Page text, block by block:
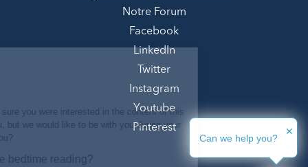
We waited until we were sure you were
interested in the content of this site before
bothering you, but we would like to be with you during your visit... Is
Would you like some bedtime reading?
Notre Forum
Facebook
LinkedIn
Twitter
Instagram
Youtube
Pinterest
Can we help you?
✕